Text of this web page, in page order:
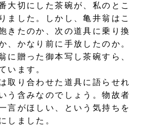
大切にした茶碗が、私のとこ
ました。しかし、亀井翁はこ
きたのか、次の道具に乗り換
、かなり前に手放したのか。
に贈った御本写し茶碗すら、
います。
取り合わせた道具に語らせれ
う含みなのでしょう。物故者
言がほしい、という気持ちを
しました。